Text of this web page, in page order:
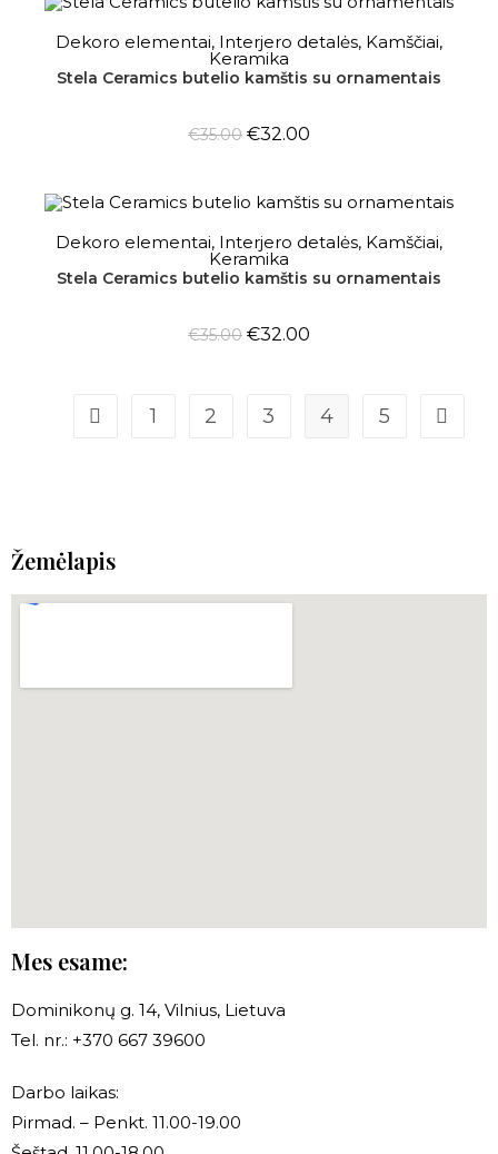
DAUGIAU
Dekoro elementai, Interjero detalės, Kamščiai,
Keramika
Stela Ceramics butelio kamštis su ornamentais
€35.00 €32.00
AKCIJA!
Į KREPŠELĮ
Dekoro elementai, Interjero detalės, Kamščiai,
Keramika
Stela Ceramics butelio kamštis su ornamentais
€35.00 €32.00
1 2 3 4 5
Žemėlapis
Mes esame:
Dominikonų g. 14, Vilnius, Lietuva
Tel. nr.: +370 667 39600
Darbo laikas:
Pirmad. – Penkt. 11.00-19.00